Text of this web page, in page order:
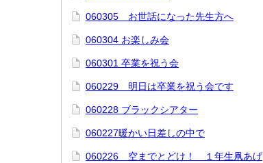
060305 お世話になった先生方へ
060304 お楽しみ会
060301 卒業を祝う会
060229 明日は卒業を祝う会です
060228 ブラックシアター
060227暖かい日差しの中で
060226 空までとどけ！ １年生凧あげ